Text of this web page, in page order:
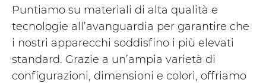
Puntiamo su materiali di alta qualità e
tecnologie all’avanguardia per garantire che
i nostri apparecchi soddisfino i più elevati
standard. Grazie a un’ampia varietà di
configurazioni, dimensioni e colori, offriamo